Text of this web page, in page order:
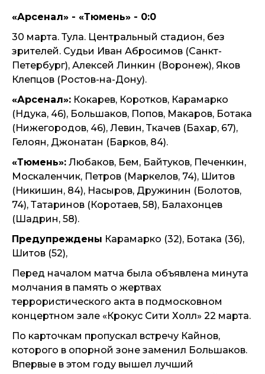
«Арсенал» - «Тюмень» - 0:0
30 марта. Тула. Центральный стадион, без
зрителей. Судьи Иван Абросимов (Санкт-
Петербург), Алексей Линкин (Воронеж), Яков
Клепцов (Ростов-на-Дону).
«Арсенал»: Кокарев, Коротков, Карамарко
(Ндука, 46), Большаков, Попов, Макаров, Ботака
(Нижегородов, 46), Левин, Ткачев (Бахар, 67),
Гелоян, Джонатан (Барков, 84).
«Тюмень»: Любаков, Бем, Байтуков, Печенкин,
Москаленчик, Петров (Маркелов, 74), Шитов
(Никишин, 84), Насыров, Дружинин (Болотов,
74), Татаринов (Коротаев, 58), Балахонцев
(Шадрин, 58).
Предупреждены Карамарко (32), Ботака (36),
Шитов (52),
Перед началом матча была объявлена минута
молчания в память о жертвах
террористического акта в подмосковном
концертном зале «Крокус Сити Холл» 22 марта.
По карточкам пропускал встречу Кайнов,
которого в опорной зоне заменил Большаков.
Впервые в этом году вышел лучший